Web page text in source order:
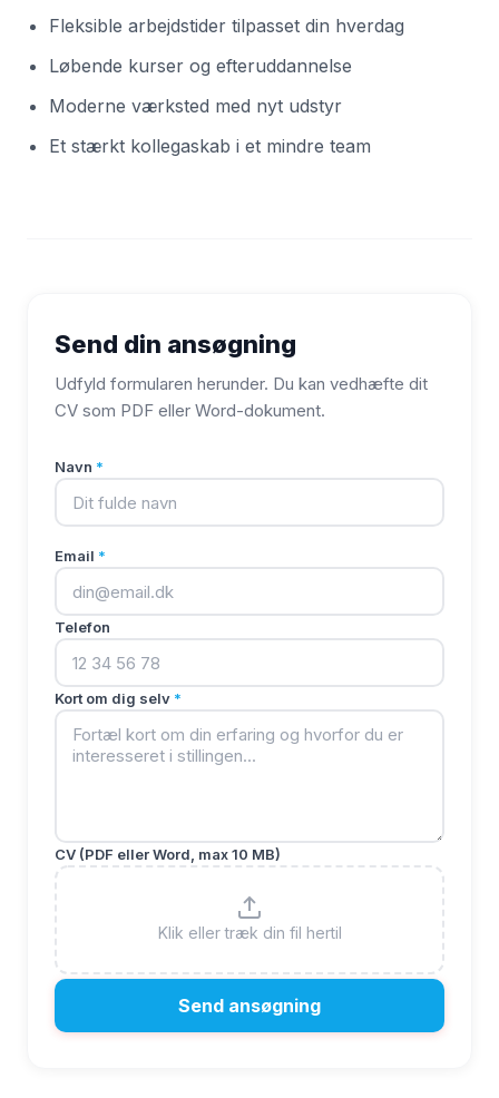
Fleksible arbejdstider tilpasset din hverdag
Løbende kurser og efteruddannelse
Moderne værksted med nyt udstyr
Et stærkt kollegaskab i et mindre team
Send din ansøgning
Udfyld formularen herunder. Du kan vedhæfte dit
CV som PDF eller Word-dokument.
Navn *
Email *
Telefon
Kort om dig selv *
CV (PDF eller Word, max 10 MB)
Klik eller træk din fil hertil
Send ansøgning